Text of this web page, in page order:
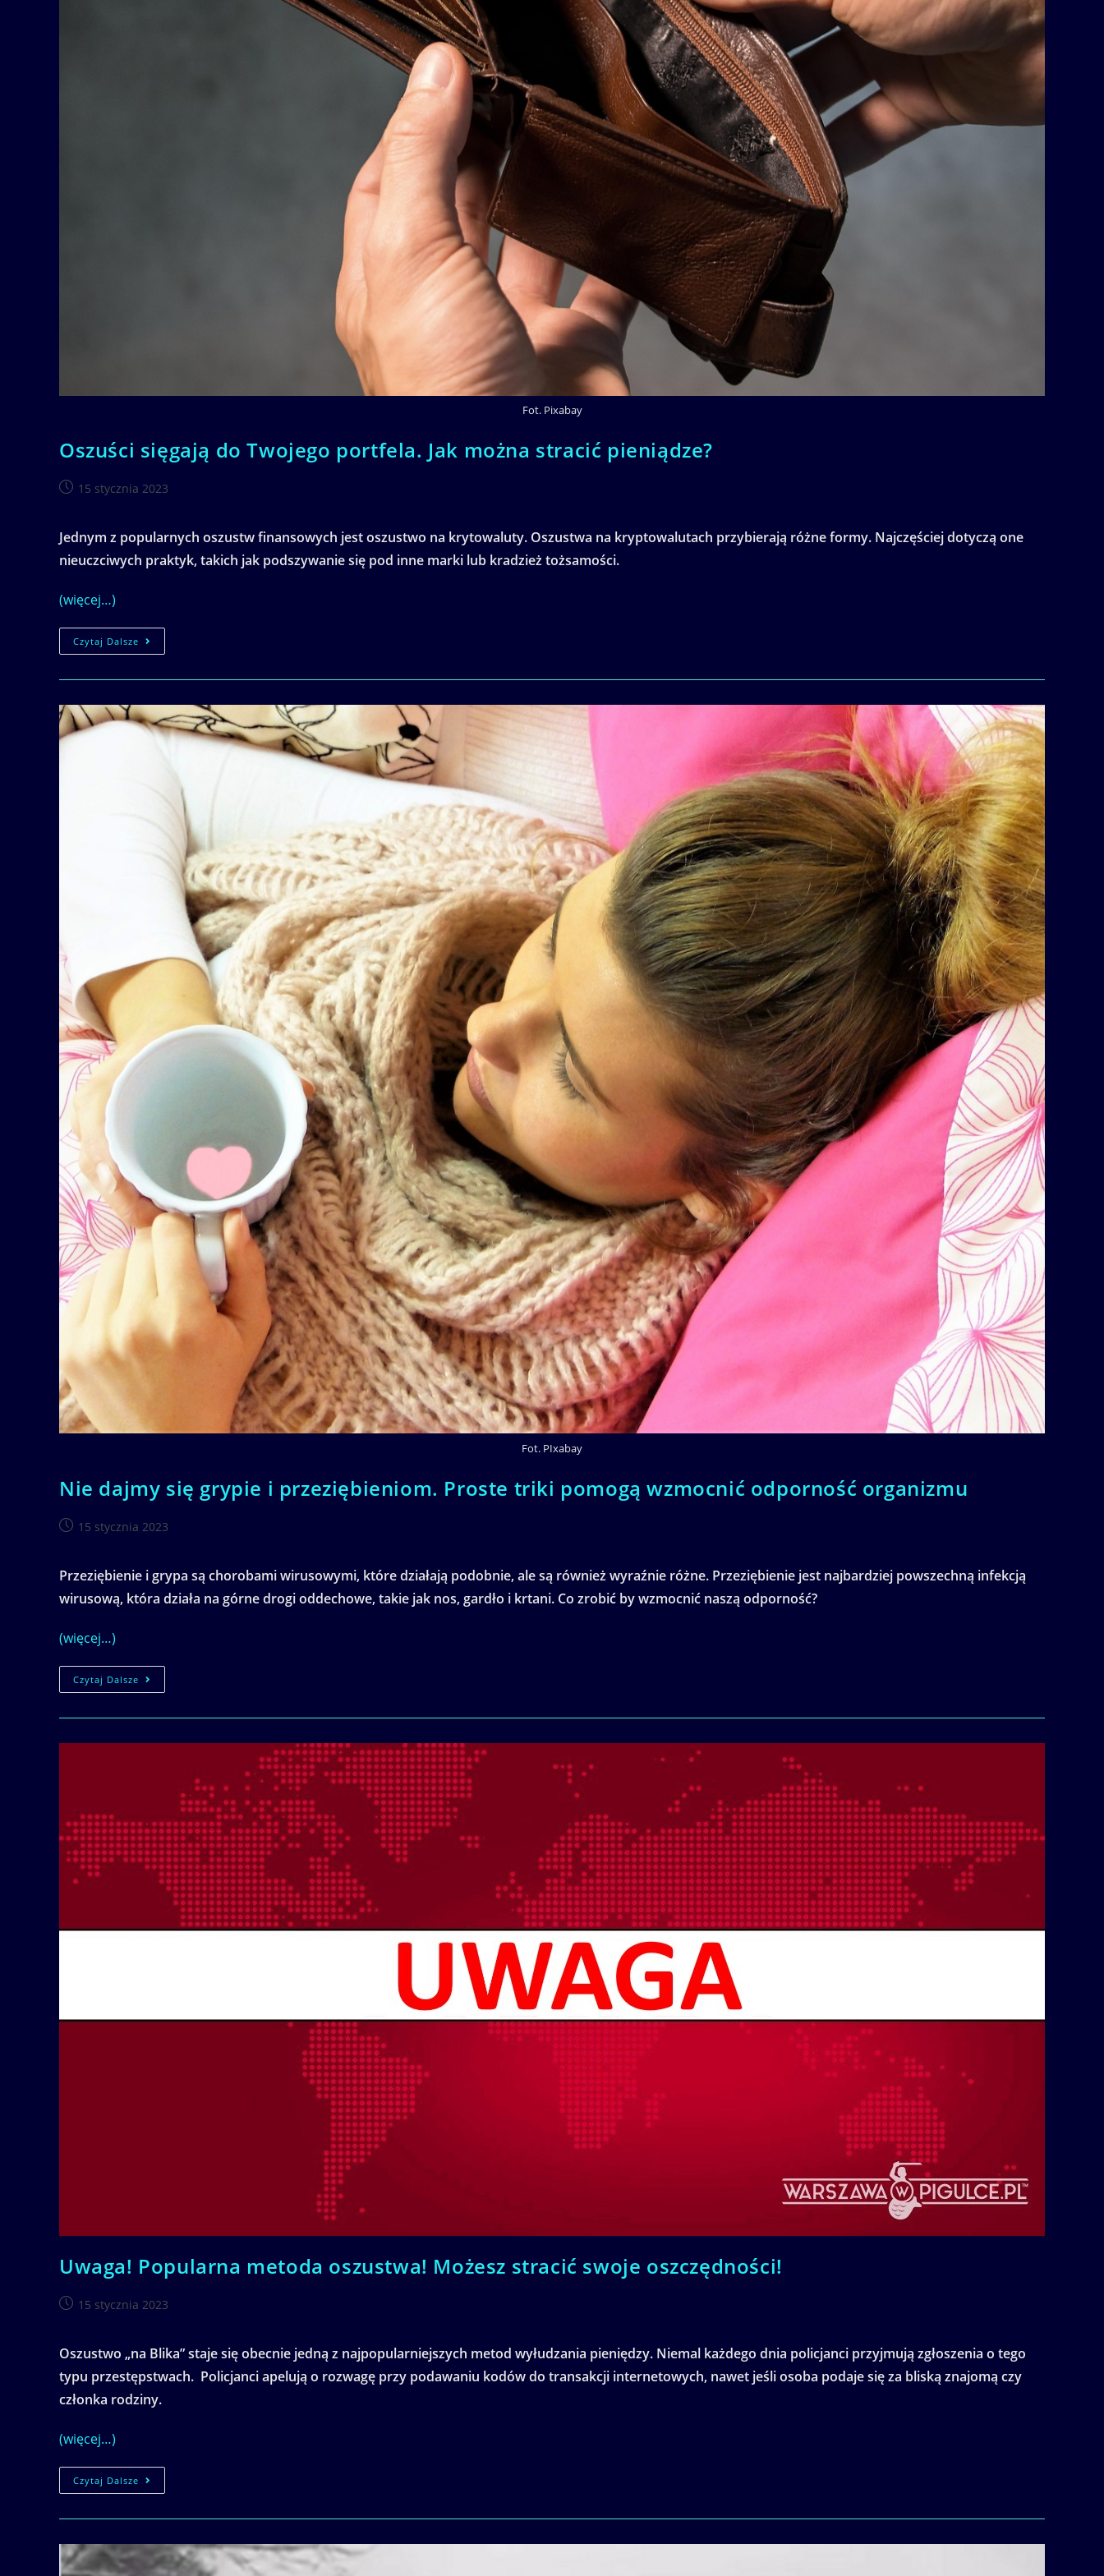
Fot. Pixabay
Oszuści sięgają do Twojego portfela. Jak można stracić pieniądze?
Post15 stycznia 2023
Jednym z popularnych oszustw finansowych jest oszustwo na krytowaluty. Oszustwa na kryptowalutach przybierają różne formy. Najczęściej dotyczą one
nieuczciwych praktyk, takich jak podszywanie się pod inne marki lub kradzież tożsamości.
(więcej…)
Czytaj Dalsze Oszuści
Sięgają
Twojego
Można
Stracić
Pieniądze?
Fot. PIxabay
Nie dajmy się grypie i przeziębieniom. Proste triki pomogą wzmocnić odporność organizmu
Post15 stycznia 2023
Przeziębienie i grypa są chorobami wirusowymi, które działają podobnie, ale są również wyraźnie różne. Przeziębienie jest najbardziej powszechną infekcją
wirusową, która działa na górne drogi oddechowe, takie jak nos, gardło i krtani. Co zrobić by wzmocnić naszą odporność?
(więcej…)
Czytaj Dalsze Nie
Dajmy
Proste
Wzmocnić
Odporność
Organizmu
Uwaga! Popularna metoda oszustwa! Możesz stracić swoje oszczędności!
Post15 stycznia 2023
Oszustwo „na Blika” staje się obecnie jedną z najpopularniejszych metod wyłudzania pieniędzy. Niemal każdego dnia policjanci przyjmują zgłoszenia o tego
typu przestępstwach. Policjanci apelują o rozwagę przy podawaniu kodów do transakcji internetowych, nawet jeśli osoba podaje się za bliską znajomą czy
członka rodziny.
(więcej…)
Czytaj Dalsze Uwaga!
Popularna
Swoje
Oszczędności!